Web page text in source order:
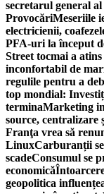
secretarul general
ProvocăriMeseriile
electricienii,
PFA-uri la început
Street tocmai a
inconfortabil de
regulile pentru a
top mondial:
terminaMarketing
source, centralizare
Franţa vrea să
LinuxCarburanții
scadeConsumul se
economică
geopolitica